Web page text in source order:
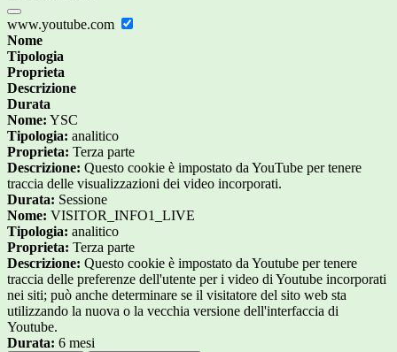
www.youtube.com
Nome
Tipologia
Proprieta
Descrizione
Durata
Nome: YSC
Tipologia: analitico
Proprieta: Terza parte
Descrizione: Questo cookie è impostato da YouTube per tenere
traccia delle visualizzazioni dei video incorporati.
Durata: Sessione
Nome: VISITOR_INFO1_LIVE
Tipologia: analitico
Proprieta: Terza parte
Descrizione: Questo cookie è impostato da Youtube per tenere
traccia delle preferenze dell'utente per i video di Youtube incorporati
nei siti; può anche determinare se il visitatore del sito web sta
utilizzando la nuova o la vecchia versione dell'interfaccia di
Youtube.
Durata: 6 mesi